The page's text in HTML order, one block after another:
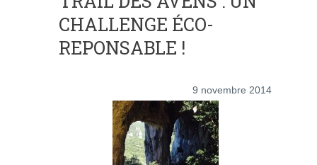
CHALLENGE ÉCO-
REPONSABLE !
9 novembre 2014